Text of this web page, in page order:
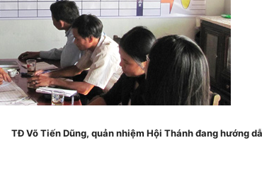
TĐ Võ Tiến Dũng, quản nhiệm Hội Thánh đang hướng